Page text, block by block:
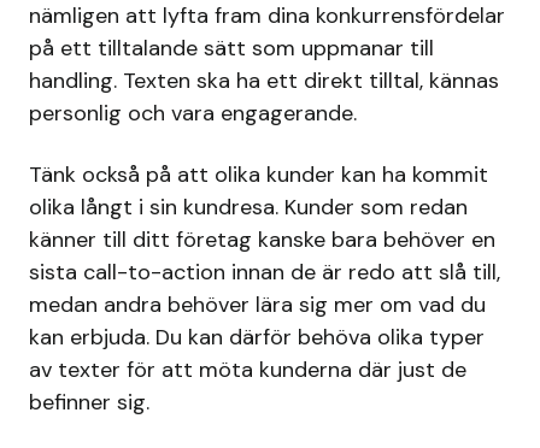
nämligen att lyfta fram dina konkurrensfördelar
på ett tilltalande sätt som uppmanar till
handling. Texten ska ha ett direkt tilltal, kännas
personlig och vara engagerande.
Tänk också på att olika kunder kan ha kommit
olika långt i sin kundresa. Kunder som redan
känner till ditt företag kanske bara behöver en
sista call-to-action innan de är redo att slå till,
medan andra behöver lära sig mer om vad du
kan erbjuda. Du kan därför behöva olika typer
av texter för att möta kunderna där just de
befinner sig.